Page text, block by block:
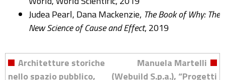
Judea Pearl, Dana Mackenzie, The Book of Why: The
New Science of Cause and Effect, 2019
Architetture storiche
nello spazio pubblico,
Manuela Martelli
(Webuild S.p.a.), “Progetti